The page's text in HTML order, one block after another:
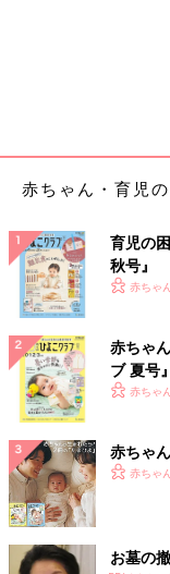
赤ちゃん・育児
育児の
秋号』
いっぱ
赤ちゃ
赤ちゃ
ブ 夏号
く！ お
赤ちゃ
赤ちゃ
赤ちゃ
お墓の